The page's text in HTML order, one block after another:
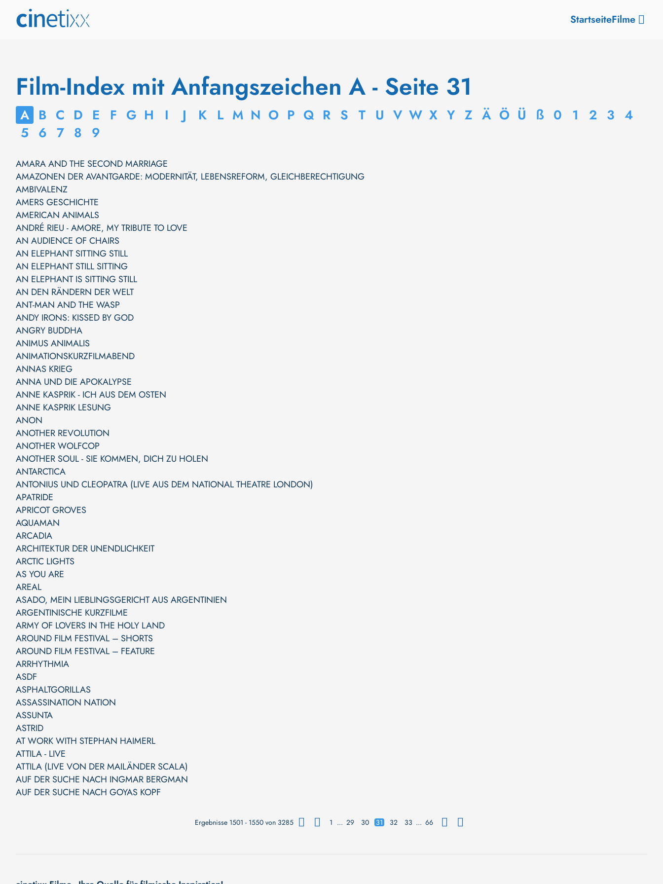
StartseiteFilme
Film-Index mit Anfangszeichen A - Seite 31
A B C D E F G H I J K L M N O P Q R S T U V W X Y Z Ä Ö Ü ß 0 1 2 3 4
5 6 7 8 9
AMARA AND THE SECOND MARRIAGE
AMAZONEN DER AVANTGARDE: MODERNITÄT, LEBENSREFORM, GLEICHBERECHTIGUNG
AMBIVALENZ
AMERS GESCHICHTE
AMERICAN ANIMALS
ANDRÉ RIEU - AMORE, MY TRIBUTE TO LOVE
AN AUDIENCE OF CHAIRS
AN ELEPHANT SITTING STILL
AN ELEPHANT STILL SITTING
AN ELEPHANT IS SITTING STILL
AN DEN RÄNDERN DER WELT
ANT-MAN AND THE WASP
ANDY IRONS: KISSED BY GOD
ANGRY BUDDHA
ANIMUS ANIMALIS
ANIMATIONSKURZFILMABEND
ANNAS KRIEG
ANNA UND DIE APOKALYPSE
ANNE KASPRIK - ICH AUS DEM OSTEN
ANNE KASPRIK LESUNG
ANON
ANOTHER REVOLUTION
ANOTHER WOLFCOP
ANOTHER SOUL - SIE KOMMEN, DICH ZU HOLEN
ANTARCTICA
ANTONIUS UND CLEOPATRA (LIVE AUS DEM NATIONAL THEATRE LONDON)
APATRIDE
APRICOT GROVES
AQUAMAN
ARCADIA
ARCHITEKTUR DER UNENDLICHKEIT
ARCTIC LIGHTS
AS YOU ARE
AREAL
ASADO, MEIN LIEBLINGSGERICHT AUS ARGENTINIEN
ARGENTINISCHE KURZFILME
ARMY OF LOVERS IN THE HOLY LAND
AROUND FILM FESTIVAL – SHORTS
AROUND FILM FESTIVAL – FEATURE
ARRHYTHMIA
ASDF
ASPHALTGORILLAS
ASSASSINATION NATION
ASSUNTA
ASTRID
AT WORK WITH STEPHAN HAIMERL
ATTILA - LIVE
ATTILA (LIVE VON DER MAILÄNDER SCALA)
AUF DER SUCHE NACH INGMAR BERGMAN
AUF DER SUCHE NACH GOYAS KOPF
Ergebnisse 1501 - 1550 von 3285 1 ... 29 30 31 32 33 ... 66